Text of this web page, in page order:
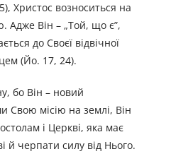
Христос возноситься на
Адже Він – „Той, що є”,
до Своєї відвічної
(Йо. 17, 24).
бо Він – новий
Свою місію на землі, Він
і Церкві, яка має
й черпати силу від Нього.